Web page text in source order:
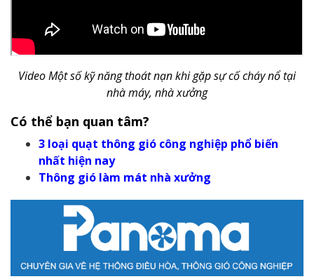
Video Một số kỹ năng thoát nạn khi gặp sự cố cháy nổ tại
nhà máy, nhà xưởng
Có thể bạn quan tâm?
3 loại quạt thông gió công nghiệp phổ biến
nhất hiện nay
Thông gió làm mát nhà xưởng